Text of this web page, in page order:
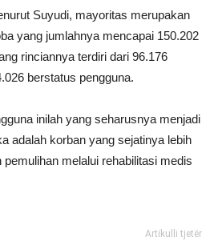
Suyudi, mayoritas merupakan
yang jumlahnya mencapai 150.202
rinciannya terdiri dari 96.176
berstatus pengguna.
inilah yang seharusnya menjadi
adalah korban yang sejatinya lebih
melalui rehabilitasi medis
Artikulli tjetër